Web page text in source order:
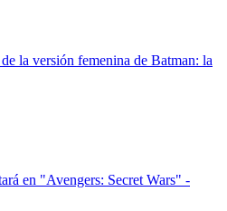
la versión femenina de Batman: la
en "Avengers: Secret Wars" -